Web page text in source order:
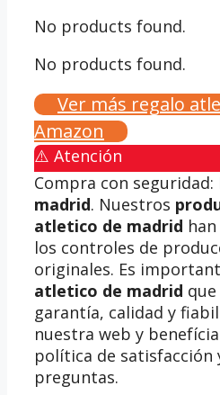
No products found.
No products found.
Ver más regalo
Amazon
⚠️ Atención
Compra con seguridad:
madrid. Nuestros
atletico de madrid
los controles de
originales. Es
atletico de madrid
garantía, calidad y
nuestra web y
política de satisfacción
preguntas.